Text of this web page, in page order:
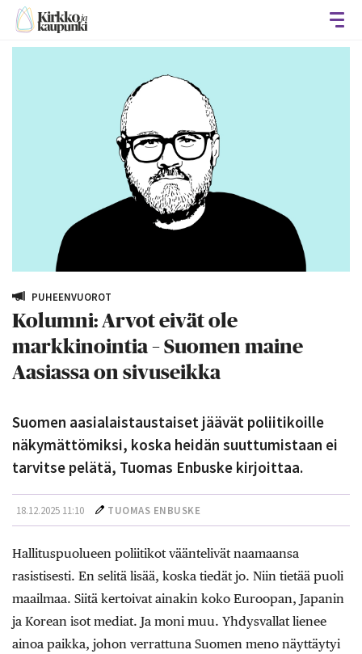
PUHEENVUOROT
Kolumni: Arvot eivät ole
markkinointia – Suomen maine
Aasiassa on sivuseikka
Suomen aasialaistaustaiset jäävät poliitikoille
näkymättömiksi, koska heidän suuttumistaan ei
tarvitse pelätä, Tuomas Enbuske kirjoittaa.
18.12.2025 11:10 TUOMAS ENBUSKE
Hallituspuolueen poliitikot vääntelivät naamaansa
rasistisesti. En selitä lisää, koska tiedät jo. Niin tietää puoli
maailmaa. Siitä kertoivat ainakin koko Euroopan, Japanin
ja Korean isot mediat. Ja moni muu. Yhdysvallat lienee
ainoa paikka, johon verrattuna Suomen meno näyttäytyi